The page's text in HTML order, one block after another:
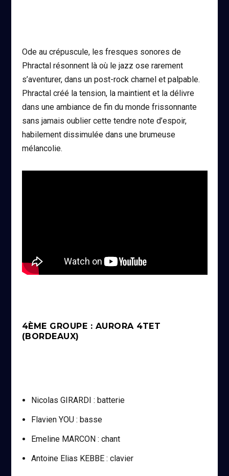
Ode au crépuscule, les fresques sonores de
Phractal résonnent là où le jazz ose rarement
s’aventurer, dans un post-rock charnel et palpable.
Phractal créé la tension, la maintient et la délivre
dans une ambiance de fin du monde frissonnante
sans jamais oublier cette tendre note d’espoir,
habilement dissimulée dans une brumeuse
mélancolie.
4ÈME GROUPE : AURORA 4TET
(BORDEAUX)
Nicolas GIRARDI : batterie
Flavien YOU : basse
Emeline MARCON : chant
Antoine Elias KEBBE : clavier